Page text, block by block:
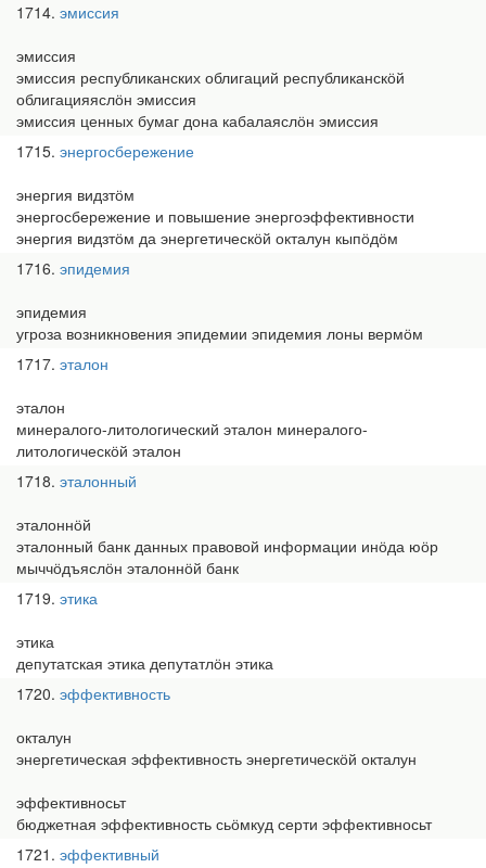
1714 эмиссия
эмиссия
эмиссия республиканских облигаций республиканскӧй
облигацияяслӧн эмиссия
эмиссия ценных бумаг дона кабалаяслӧн эмиссия
1715 энергосбережение
энергия видзтӧм
энергосбережение и повышение энергоэффективности
энергия видзтӧм да энергетическӧй окталун кыпӧдӧм
1716 эпидемия
эпидемия
угроза возникновения эпидемии эпидемия лоны вермӧм
1717 эталон
эталон
минералого-литологический эталон минералого-
литологическӧй эталон
1718 эталонный
эталоннӧй
эталонный банк данных правовой информации инӧда юӧр
мыччӧдъяслӧн эталоннӧй банк
1719 этика
этика
депутатская этика депутатлӧн этика
1720 эффективность
окталун
энергетическая эффективность энергетическӧй окталун
эффективносьт
бюджетная эффективность сьӧмкуд серти эффективносьт
1721 эффективный